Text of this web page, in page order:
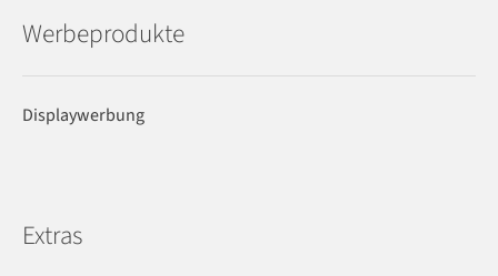
Werbeprodukte
Displaywerbung
Extras